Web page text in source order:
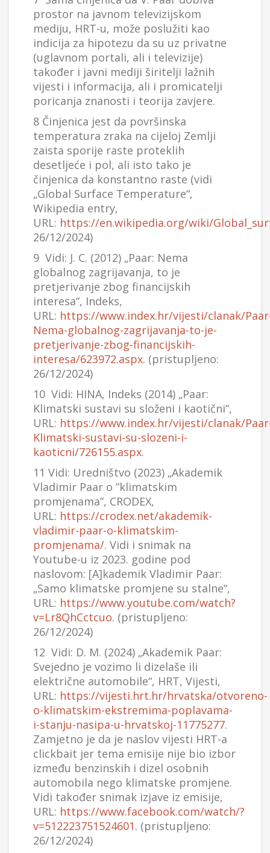
prostor na javnom televizijskom
mediju, HRT-u, može poslužiti kao
indicija za hipotezu da su uz privatne
(uglavnom portali, ali i televizije)
također i javni mediji širitelji lažnih
vijesti i informacija, ali i promicatelji
poricanja znanosti i teorija zavjere.
8 Činjenica jest da površinska
temperatura zraka na cijeloj Zemlji
zaista sporije raste proteklih
desetljeće i pol, ali isto tako je
činjenica da konstantno raste (vidi
„Global Surface Temperature“,
Wikipedia entry,
URL: https://en.wikipedia.org/wiki/
26/12/2024)
9 Vidi: J. C. (2012) „Paar: Nema
globalnog zagrijavanja, to je
pretjerivanje zbog financijskih
interesa“, Indeks,
URL: https://www.index.hr/vijesti/clanak/
Nema-globalnog-zagrijavanja-to-je-
pretjerivanje-zbog-financijskih-
interesa/623972.aspx. (pristupljeno:
26/12/2024)
10 Vidi: HINA, Indeks (2014) „Paar:
Klimatski sustavi su složeni i kaotični“,
URL: https://www.index.hr/vijesti/clanak/
Klimatski-sustavi-su-slozeni-i-
kaoticni/726155.aspx.
11 Vidi: Uredništvo (2023) „Akademik
Vladimir Paar o ”klimatskim
promjenama”, CRODEX,
URL: https://crodex.net/akademik-
vladimir-paar-o-klimatskim-
promjenama/. Vidi i snimak na
Youtube-u iz 2023. godine pod
naslovom: [A]kademik Vladimir Paar:
„Samo klimatske promjene su stalne“,
URL: https://www.youtube.com/watch?
v=Lr8QhCctcuo. (pristupljeno:
26/12/2024)
12 Vidi: D. M. (2024) „Akademik Paar:
Svejedno je vozimo li dizelaše ili
električne automobile“, HRT, Vijesti,
URL: https://vijesti.hrt.hr/hrvatska/otvoreno-
o-klimatskim-ekstremima-poplavama-
i-stanju-nasipa-u-hrvatskoj-11775277.
Zamjetno je da je naslov vijesti HRT-a
clickbait jer tema emisije nije bio izbor
između benzinskih i dizel osobnih
automobila nego klimatske promjene.
Vidi također snimak izjave iz emisije,
URL: https://www.facebook.com/watch/?
v=512223751524601. (pristupljeno:
26/12/2024)